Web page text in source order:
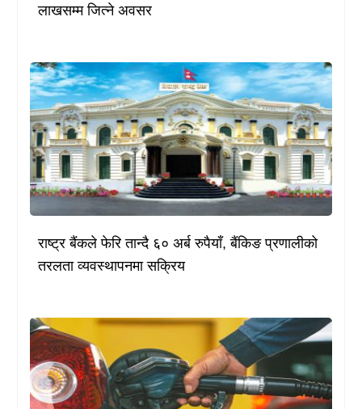
लाखसम्म जित्ने अवसर
राष्ट्र बैंकले फेरि तान्दै ६० अर्ब रुपैयाँ, बैंकिङ प्रणालीको
तरलता व्यवस्थापनमा सक्रिय